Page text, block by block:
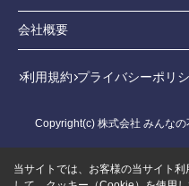
会社概要
利用規約 プライバシーポリ
Copyright(c) 株式会社 みんな
当サイトでは、お客様の当サイト